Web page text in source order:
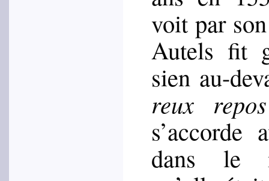
voit par
Autels fit
sien au-
reux repos
dans le